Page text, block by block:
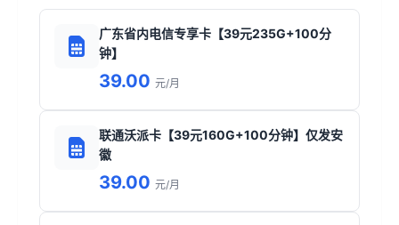
广东省内电信专享卡【39元235G+100分
钟】
39.00 元/月
联通沃派卡【39元160G+100分钟】仅发安
徽
39.00 元/月